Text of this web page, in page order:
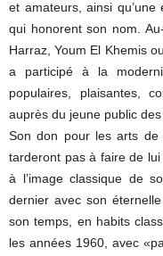
et amateurs, ainsi
qui honorent son nom.
Harraz, Youm El Khemis
a participé à la
populaires, plaisantes,
auprès du jeune public
Son don pour les arts
tarderont pas à faire de
à l’image classique de
dernier avec son
son temps, en habits
les années 1960, avec